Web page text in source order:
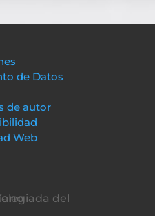
de Datos
de autor
Web